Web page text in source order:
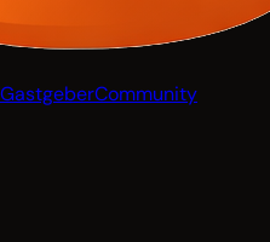
GastgeberCommunity